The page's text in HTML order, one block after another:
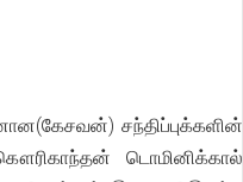
சந்திப்புக்களின்
டொமினிக்கால்